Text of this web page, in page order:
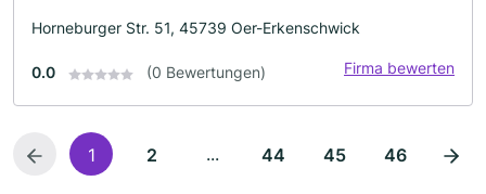
Horneburger Str. 51, 45739 Oer-Erkenschwick
0.0 (0 Bewertungen) Firma bewerten
1 2 ... 44 45 46